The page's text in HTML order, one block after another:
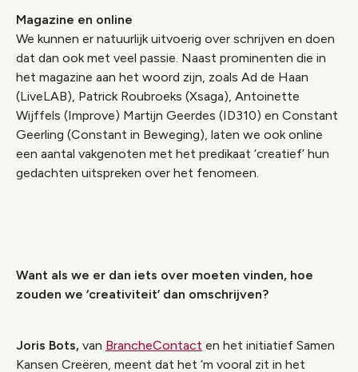
Magazine en online
We kunnen er natuurlijk uitvoerig over schrijven en doen
dat dan ook met veel passie. Naast prominenten die in
het magazine aan het woord zijn, zoals Ad de Haan
(LiveLAB), Patrick Roubroeks (Xsaga), Antoinette
Wijffels (Improve) Martijn Geerdes (ID310) en Constant
Geerling (Constant in Beweging), laten we ook online
een aantal vakgenoten met het predikaat ‘creatief’ hun
gedachten uitspreken over het fenomeen.
Want als we er dan iets over moeten vinden, hoe
zouden we ‘creativiteit’ dan omschrijven?
Joris Bots, van BrancheContact en het initiatief Samen
Kansen Creëren, meent dat het ‘m vooral zit in het